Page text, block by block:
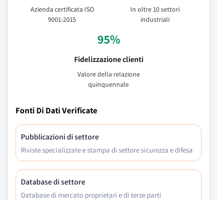
Azienda certificata ISO
9001-2015
In oltre 10 settori
industriali
95%
Fidelizzazione clienti
Valore della relazione
quinquennale
Fonti Di Dati Verificate
Pubblicazioni di settore
Riviste specializzate e stampa di settore sicurezza e difesa
Database di settore
Database di mercato proprietari e di terze parti